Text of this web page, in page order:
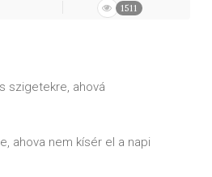
1511
szigetekre, ahová
ahova nem kísér el a napi